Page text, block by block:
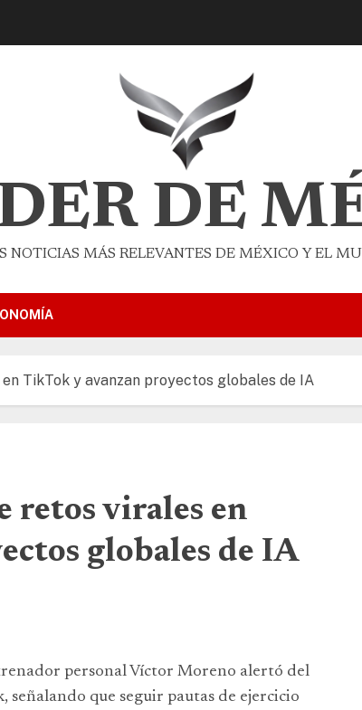
DE
NOTICIAS MÁS RELEVANTES DE MÉXICO Y EL
TikTok y avanzan proyectos globales de IA
retos virales en
globales de IA
personal Víctor Moreno alertó del
que seguir pautas de ejercicio